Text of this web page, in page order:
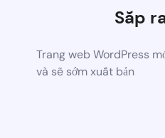
Sắp
Trang web WordPress
và sẽ sớm xuất bản